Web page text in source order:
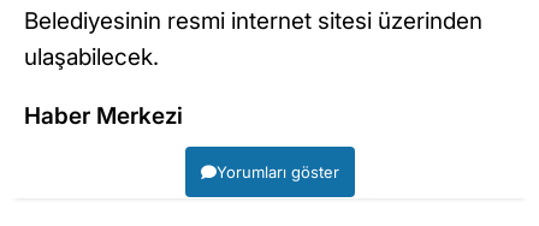
Belediyesinin resmi internet sitesi üzerinden
ulaşabilecek.
Haber Merkezi
Yorumları göster